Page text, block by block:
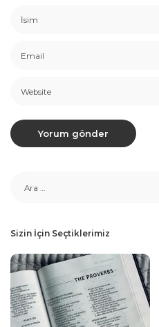
Sizin İçin Seçtiklerimiz